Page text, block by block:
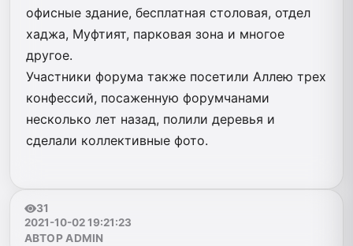
офисные здание, бесплатная столовая, отдел
хаджа, Муфтият, парковая зона и многое
другое.
Участники форума также посетили Аллею трех
конфессий, посаженную форумчанами
несколько лет назад, полили деревья и
сделали коллективные фото.
31
2021-10-02 19:21:23
АВТОР ADMIN